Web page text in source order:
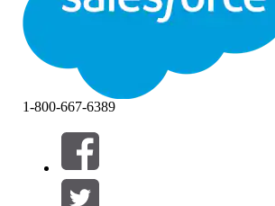
필터 (0)
필터 선택
1-800-667-6389